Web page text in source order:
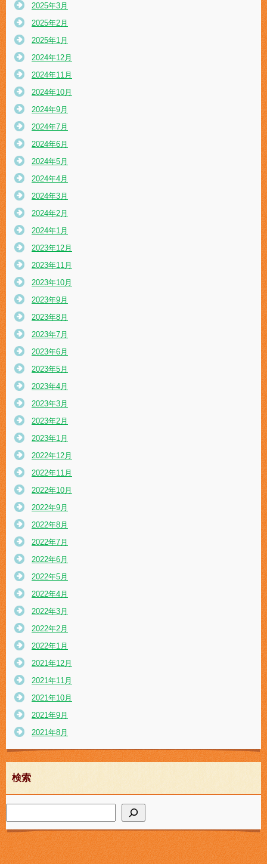
2025年3月
2025年2月
2025年1月
2024年12月
2024年11月
2024年10月
2024年9月
2024年7月
2024年6月
2024年5月
2024年4月
2024年3月
2024年2月
2024年1月
2023年12月
2023年11月
2023年10月
2023年9月
2023年8月
2023年7月
2023年6月
2023年5月
2023年4月
2023年3月
2023年2月
2023年1月
2022年12月
2022年11月
2022年10月
2022年9月
2022年8月
2022年7月
2022年6月
2022年5月
2022年4月
2022年3月
2022年2月
2022年1月
2021年12月
2021年11月
2021年10月
2021年9月
2021年8月
検索